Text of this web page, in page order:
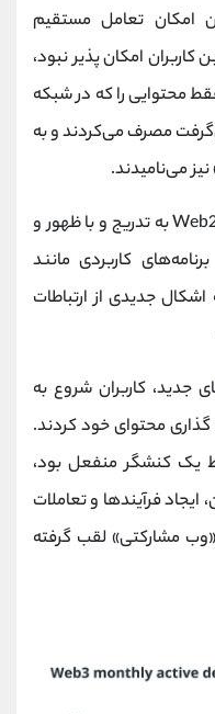
امکان تعامل مستقیم
کاربران امکان پذیر نبود،
محتوایی را که در شبکه
مصرف می‌کردند و به
با تکامل فناوری‌های پشتیبانی وب، Web2 به تدریج و با ظهور و
کاربردی مانند
جدیدی از ارتباطات
جدید، کاربران شروع به
گذاری محتوای خود کردند.
یک کنشگر منفعل بود،
فرآیندها و تعاملات
به همین دلیل وب 2 به «وب مشارکتی» لقب گرفته